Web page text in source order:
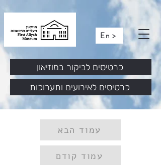
En >
כרטיסים לאירועים ותערוכות
כרטיסים לביקור במוזיאון
עמוד הבא
עמוד קודם